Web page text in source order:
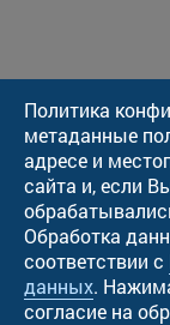
Политика
метаданные
адресе и
сайта и, если
Обработка
соответствии с
данных.
согласие на